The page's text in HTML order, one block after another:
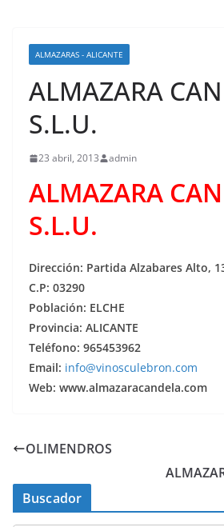
ALMAZARAS - ALICANTE
ALMAZARA
S.L.U.
23 abril, 2013 admin
ALMAZARA
S.L.U.
Dirección: Partida Alzabares Alto,
C.P: 03290
Población: ELCHE
Provincia: ALICANTE
Teléfono: 965453962
Email: info@vinosculebron.com
Web: www.almazaracandela.com
OLIMENDROS
Buscador